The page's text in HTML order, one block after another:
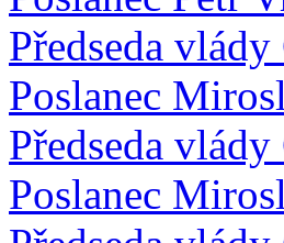
Předseda
Poslanec
Předseda
Poslanec